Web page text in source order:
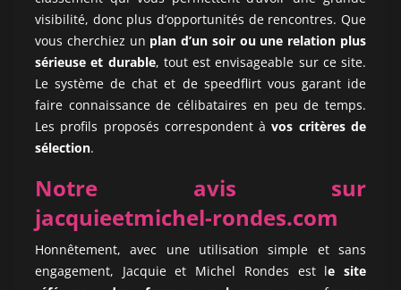
visibilité, donc plus d’opportunités de rencontres. Que
vous cherchiez un plan d’un soir ou une relation plus
sérieuse et durable, tout est envisageable sur ce site.
Le système de chat et de speedflirt vous garant ide
faire connaissance de célibataires en peu de temps.
Les profils proposés correspondent àvos critères de
sélection.
Notre avis sur
jacquieetmichel-rondes.com
Honnêtement, avec une utilisation simple et sans
engagement, Jacquie et Michel Rondes est le site